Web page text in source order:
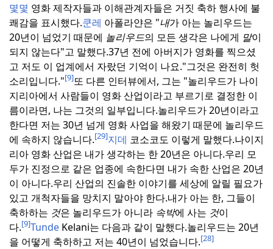
몇몇 영화 제작자들과 이해관계자들은 거짓 축하 행사에 불
쾌감을 표시했다.쿤레 아폴라얀은 "내가 아는 놀리우드는
20년이 넘었기 때문에 놀리우드의 모든 생각은 나에게 말이
되지 않는다"고 말했다.37년 전에 아버지가 영화를 찍으셨
고 저도 이 업계에서 자랐던 기억이 나요."그것은 완전히 헛
소리입니다."[9]또 다른 인터뷰에서, 그는 "놀리우드가 나이
지리아에서 사람들이 영화 산업이라고 부르기로 결정한 이
름이라면, 나는 그것의 일부입니다.놀리우드가 20년이라고
한다면 저는 30년 넘게 영화 사업을 해왔기 때문에 놀리우드
에 속하지 않습니다.[29]지데 코소코도 이렇게 말했다.나이지
리아 영화 산업은 내가 생각하는 한 20년은 아니다.우리 모
두가 진정으로 같은 업종에 속한다면 내가 속한 산업은 20년
이 아니다.우리 산업의 진솔한 이야기를 세상에 알릴 필요가
있고 개척자들을 망치지 말아야 한다.내가 아는 한, 그들이
축하하는 것은 놀리우드가 아니라 속박에 사는 것이
다.[9]Tunde Kelani는 다음과 같이 말했다.놀리우드는 20년
을 어떻게 축하하고 저는 40년이 넘었습니다.[28]